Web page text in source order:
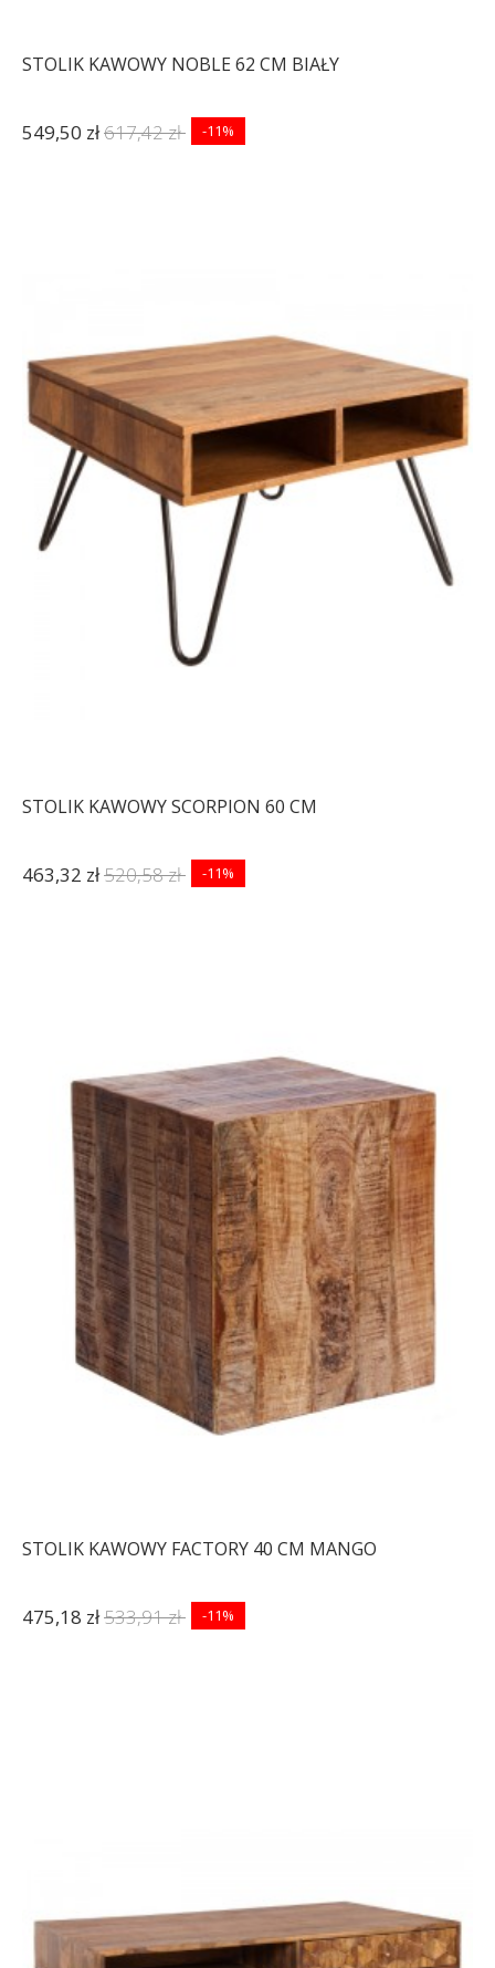
STOLIK KAWOWY NOBLE 62 CM BIAŁY
549,50 zł617,42 zł -11%
STOLIK KAWOWY SCORPION 60 CM
463,32 zł520,58 zł -11%
STOLIK KAWOWY FACTORY 40 CM MANGO
475,18 zł533,91 zł -11%